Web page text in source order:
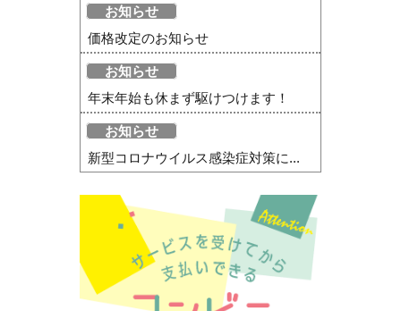
お知らせ
価格改定のお知らせ
お知らせ
年末年始も休まず駆けつけます！
お知らせ
新型コロナウイルス感染症対策に...